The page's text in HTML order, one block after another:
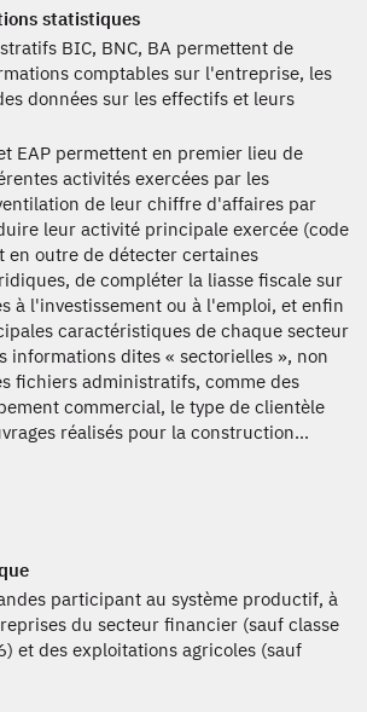
statistiques
BIC, BNC, BA permettent de
comptables sur l'entreprise, les
données sur les effectifs et leurs
EAP permettent en premier lieu de
activités exercées par les
de leur chiffre d'affaires par
leur activité principale exercée (code
en outre de détecter certaines
de compléter la liasse fiscale sur
à l'investissement ou à l'emploi, et enfin
caractéristiques de chaque secteur
informations dites « sectorielles », non
fichiers administratifs, comme des
commercial, le type de clientèle
réalisés pour la construction…
participant au système productif, à
du secteur financier (sauf classe
et des exploitations agricoles (sauf